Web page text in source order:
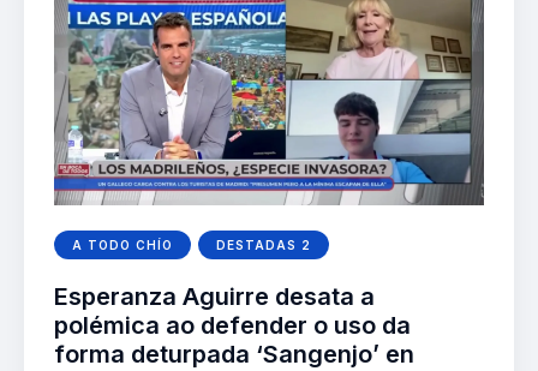
A TODO CHÍO DESTADAS 2
Esperanza Aguirre desata a
polémica ao defender o uso da
forma deturpada ‘Sangenjo’ en